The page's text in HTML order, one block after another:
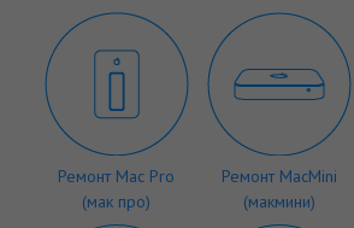
Ремонт Mac Pro
(мак про)
Ремонт MacMini
(макмини)